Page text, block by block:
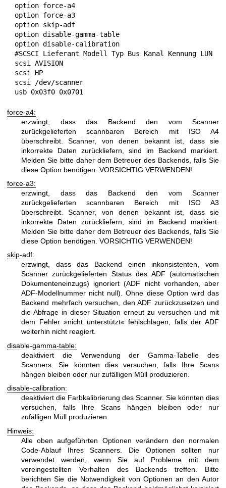
usb 0x03f0 0x0701
force-a4:
erzwingt, dass das Backend den vom Scanner
zurückgelieferten scannbaren Bereich mit ISO A4
überschreibt. Scanner, von denen bekannt ist, dass sie
inkorrekte Daten zurückliefern, sind im Backend markiert.
Melden Sie bitte daher dem Betreuer des Backends, falls Sie
diese Option benötigen. VORSICHTIG VERWENDEN!
force-a3:
erzwingt, dass das Backend den vom Scanner
zurückgelieferten scannbaren Bereich mit ISO A3
überschreibt. Scanner, von denen bekannt ist, dass sie
inkorrekte Daten zurückliefern, sind im Backend markiert.
Melden Sie bitte daher dem Betreuer des Backends, falls Sie
diese Option benötigen. VORSICHTIG VERWENDEN!
skip-adf:
erzwingt, dass das Backend einen inkonsistenten, vom
Scanner zurückgelieferten Status des ADF (automatischen
Dokumenteneinzugs) ignoriert (ADF nicht vorhanden, aber
ADF-Modellnummer nicht null). Ohne diese Option wird das
Backend mehrfach versuchen, den ADF zurückzusetzen und
die Abfrage in dieser Situation erneut zu versuchen und mit
dem Fehler »nicht unterstützt« fehlschlagen, falls der ADF
weiterhin nicht reagiert.
disable-gamma-table:
deaktiviert die Verwendung der Gamma-Tabelle des
Scanners. Sie könnten dies versuchen, falls Ihre Scans
hängen bleiben oder nur zufälligen Müll produzieren.
disable-calibration:
deaktiviert die Farbkalibrierung des Scanner. Sie könnten dies
versuchen, falls Ihre Scans hängen bleiben oder nur
zufälligen Müll produzieren.
Hinweis:
Alle oben aufgeführten Optionen verändern den normalen
Code-Ablauf Ihres Scanners. Die Optionen sollten nur
verwendet werden, wenn Sie auf Probleme mit dem
voreingestellten Verhalten des Backends treffen. Bitte
berichten Sie die Notwendigkeit von Optionen an den Autor